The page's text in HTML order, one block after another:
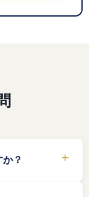
？